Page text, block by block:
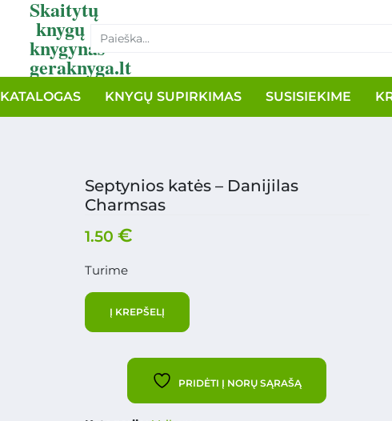
Skaitytų
knygų
knygynas
geraknyga.lt
KATALOGAS KNYGŲ SUPIRKIMAS SUSISIEKIME
Septynios katės – Danijilas
Charmsas
1.50 €
Turime
Į KREPŠELĮ
PRIDĖTI Į NORŲ SĄRAŠĄ